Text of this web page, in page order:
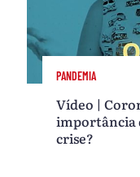
PANDEMIA
Vídeo |
importância
crise?